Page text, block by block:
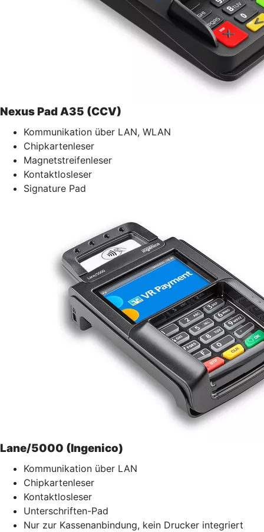
Nexus Pad A35 (CCV)
Kommunikation über LAN, WLAN
Chipkartenleser
Magnetstreifenleser
Kontaktlosleser
Signature Pad
Lane/5000 (Ingenico)
Kommunikation über LAN
Chipkartenleser
Kontaktlosleser
Unterschriften-Pad
Nur zur Kassenanbindung, kein Drucker integriert